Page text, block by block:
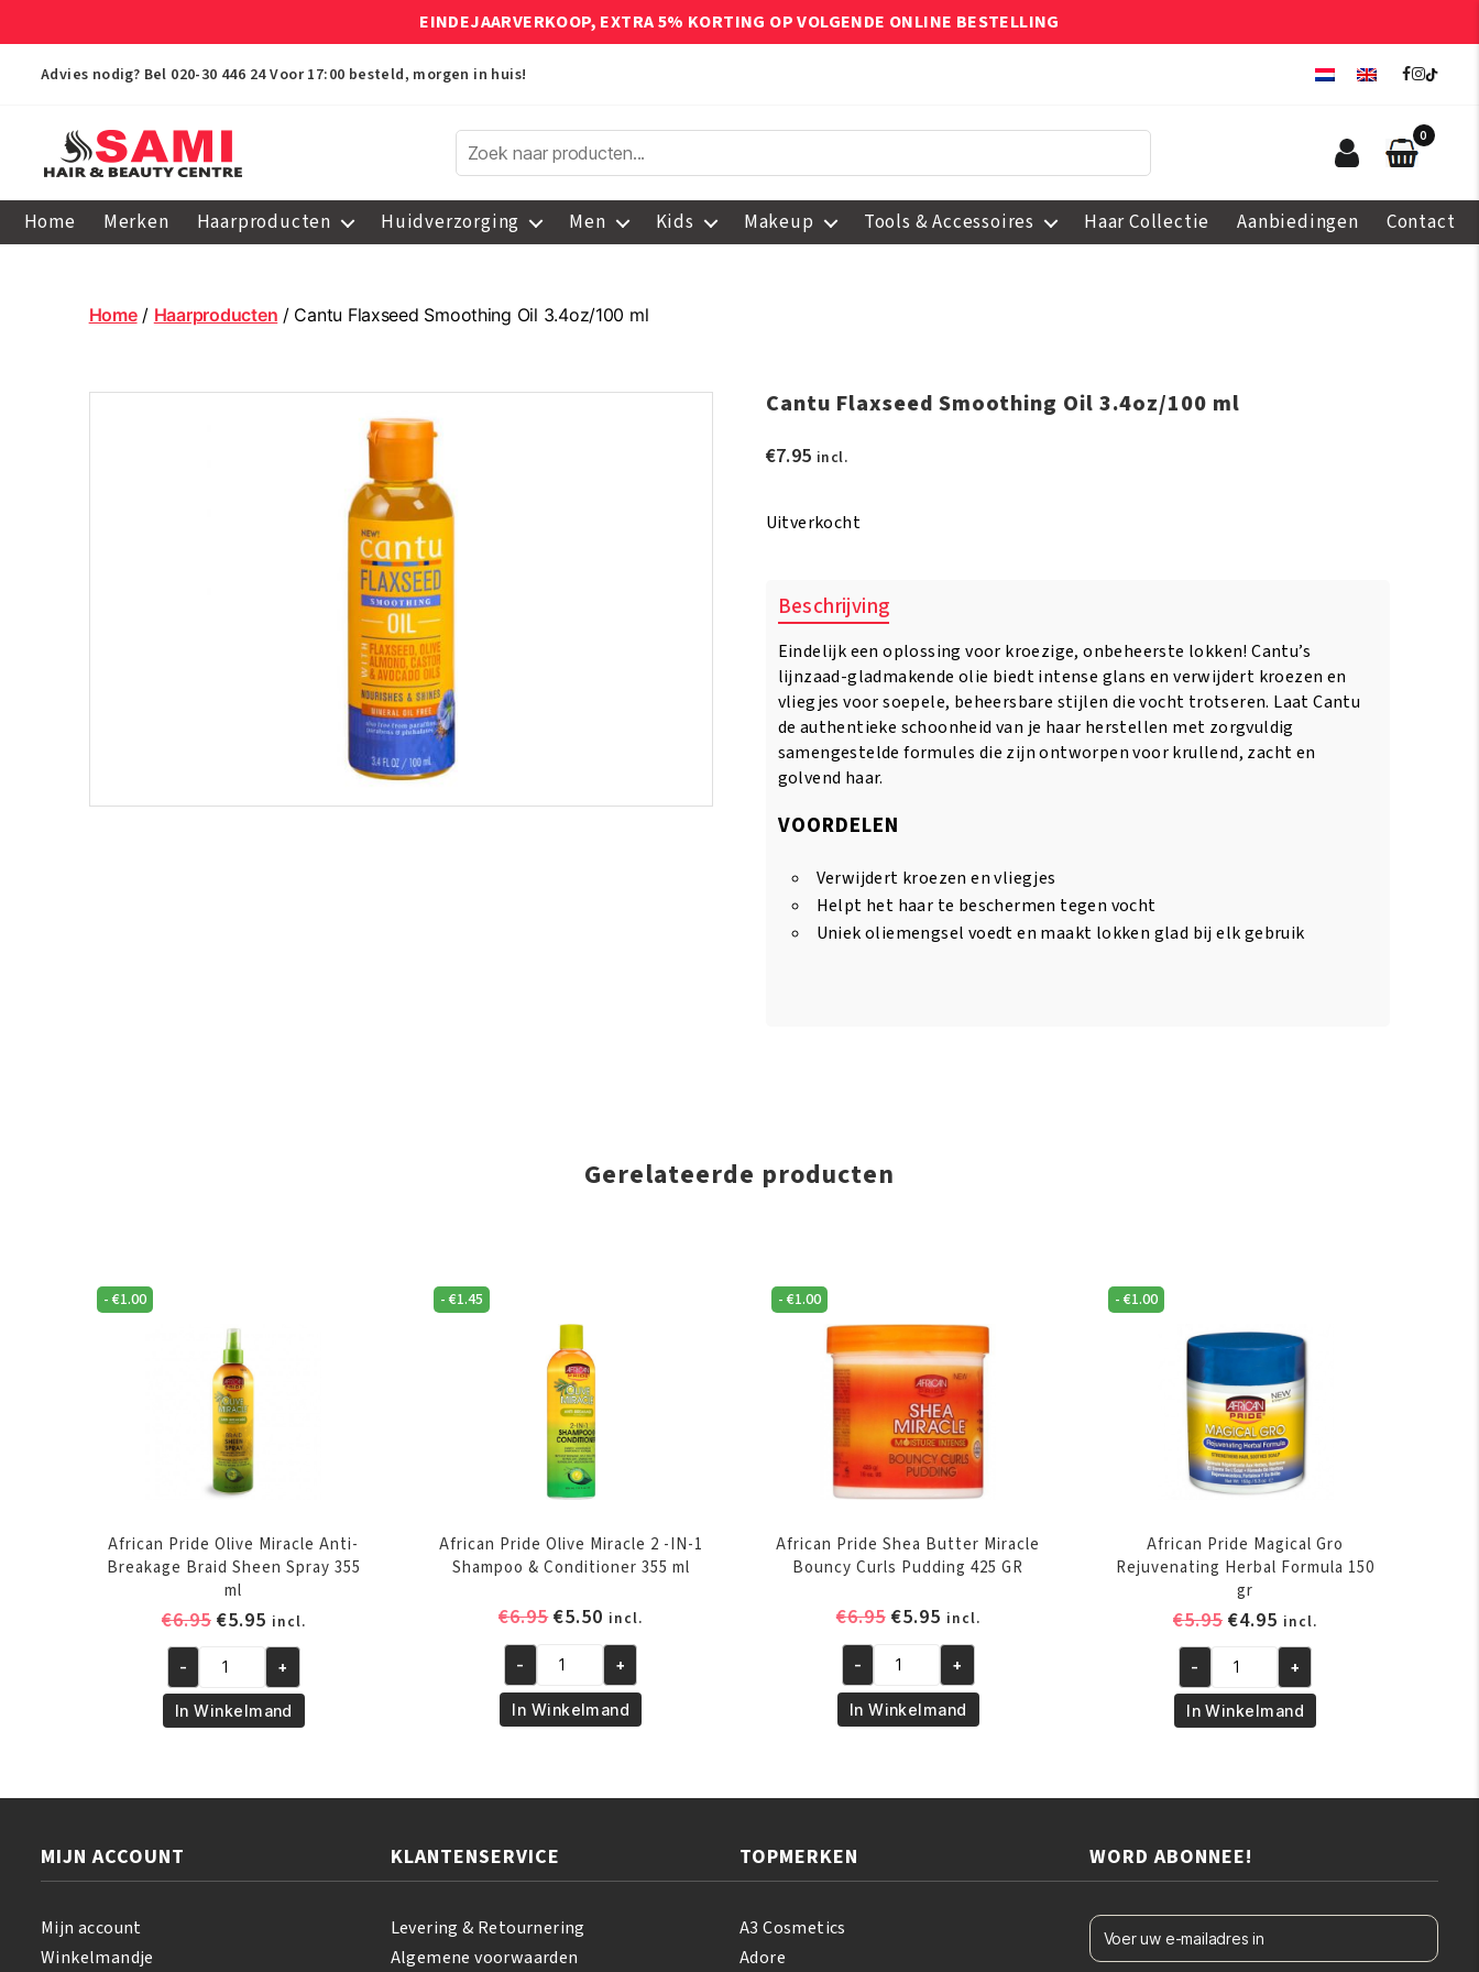
EINDEJAARVERKOOP, EXTRA 5% KORTING OP VOLGENDE ONLINE BESTELLING
Advies nodig? Bel 020-30 446 24 Voor 17:00 besteld, morgen in huis!
Hair
Centre
0
Home Merken Haarproducten Huidverzorging Men Kids Makeup Tools & Accessoires Haar Collectie Aanbiedingen Contact
Home/ Haarproducten / Cantu Flaxseed Smoothing Oil 3.4oz/100 ml
Cantu Flaxseed Smoothing Oil 3.4oz/100 ml
€7.95 incl.
Uitverkocht
Beschrijving
Eindelijk een oplossing voor kroezige, onbeheerste lokken! Cantu’s
lijnzaad-gladmakende olie biedt intense glans en verwijdert kroezen en
vliegjes voor soepele, beheersbare stijlen die vocht trotseren. Laat Cantu
de authentieke schoonheid van je haar herstellen met zorgvuldig
samengestelde formules die zijn ontworpen voor krullend, zacht en
golvend haar.
VOORDELEN
Verwijdert kroezen en vliegjes
Helpt het haar te beschermen tegen vocht
Uniek oliemengsel voedt en maakt lokken glad bij elk gebruik
Gerelateerde producten
- €1.00
African Pride Olive Miracle Anti-
Breakage Braid Sheen Spray 355
ml
€6.95 Oorspronkelijke
was:
€6.95.
€5.95Huidige
prijs
is:
€5.95.
incl.
African
Pride
Olive
Sheen
Spray
- +
In Winkelmand
-€1.45
African Pride Olive Miracle 2 -IN-1
Shampoo & Conditioner 355 ml
€6.95Oorspronkelijke
was:
€6.95.
€5.50 Huidige
prijs
is:
€5.50.
incl.
African
Pride
Olive
1
Shampoo
Conditioner
355
- +
In Winkelmand
- €1.00
African Pride Shea Butter Miracle
Bouncy Curls Pudding 425 GR
€6.95 Oorspronkelijke
was:
€6.95.
€5.95Huidige
prijs
is:
€5.95.
incl.
African
Pride
Shea
Pudding
425
aantal
- +
In Winkelmand
-€1.00
African Pride Magical Gro
Rejuvenating Herbal Formula 150
gr
€5.95 Oorspronkelijke
was:
€5.95.
€4.95 Huidige
prijs
is:
€4.95.
incl.
African
Pride
Magical
150
gr
aantal
- +
In Winkelmand
MIJN ACCOUNT
Mijn account
Winkelmandje
KLANTENSERVICE
Levering & Retournering
Algemene voorwaarden
TOPMERKEN
A3 Cosmetics
Adore
WORD ABONNEE!